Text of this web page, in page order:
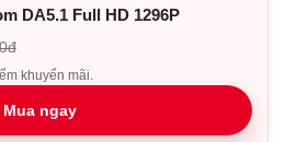
DA5.1 Full HD 1296P
khuyến mãi.
Mua ngay